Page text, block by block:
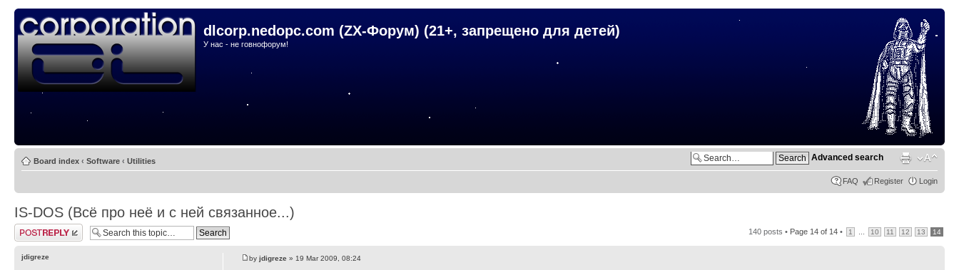
dlcorp.nedopc.com (ZX-Форум) (21+, запрещено для детей)
У нас - не говнофорум!
Board index ‹ Software ‹ Utilities Advanced search
FAQ Register Login
IS-DOS (Всё про неё и с ней связанное...)
Post a reply 140 posts • Page 14 of 14 • 1 10 11 12 13 14
byjdigreze » 19 Mar 2009, 08:24
jdigreze